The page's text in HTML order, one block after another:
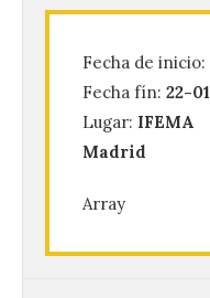
Fecha de inicio:
Fecha fín: 22-
Lugar: IFEMA
Madrid
Array
una cita con la
agosto en la
6 Ago 2026
del Ayuntamiento